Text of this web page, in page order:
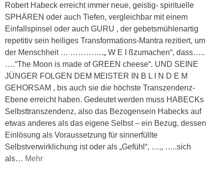
Robert Habeck erreicht immer neue, geistig- spirituelle
SPHÄREN oder auch Tiefen, vergleichbar mit einem
Einfallspinsel oder auch GURU , der gebetsmühlenartig
repetitiv sein heiliges Transformations-Mantra rezitiert, um
der Menschheit … ………….„ W E I ßzumachen“, dass…..
….“The Moon is made of GREEN cheese“. UND SEINE
JÜNGER FOLGEN DEM MEISTER IN B L I N D E M
GEHORSAM , bis auch sie die höchste Transzendenz-
Ebene erreicht haben. Gedeutet werden muss HABECKs
Selbsttranszendenz, also das Bezogensein Habecks auf
etwas anderes als das eigene Selbst – ein Bezug, dessen
Einlösung als Voraussetzung für sinnerfüllte
Selbstverwirklichung ist oder als „Gefühl“, …,, …..sich
als… Mehr